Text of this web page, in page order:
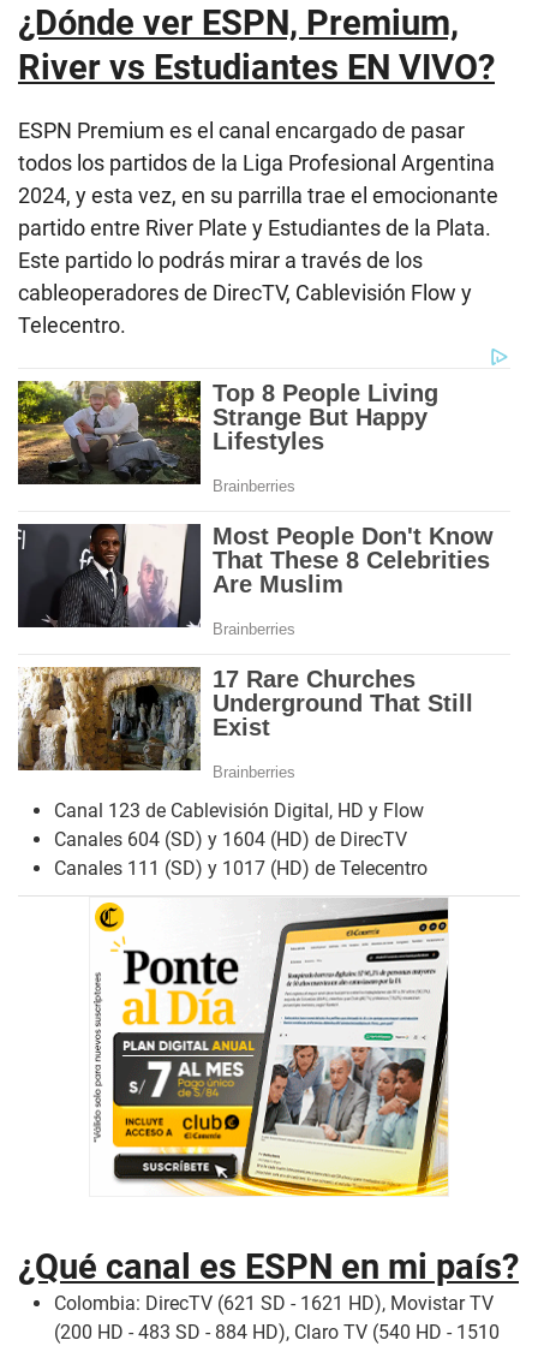
¿Dónde ver ESPN, Premium,
River vs Estudiantes EN VIVO?
ESPN Premium es el canal encargado de pasar
todos los partidos de la Liga Profesional Argentina
2024, y esta vez, en su parrilla trae el emocionante
partido entre River Plate y Estudiantes de la Plata.
Este partido lo podrás mirar a través de los
cableoperadores de DirecTV, Cablevisión Flow y
Telecentro.
Canal 123 de Cablevisión Digital, HD y Flow
Canales 604 (SD) y 1604 (HD) de DirecTV
Canales 111 (SD) y 1017 (HD) de Telecentro
¿Qué canal es ESPN en mi país?
Colombia: DirecTV (621 SD - 1621 HD), Movistar TV
(200 HD - 483 SD - 884 HD), Claro TV (540 HD - 1510